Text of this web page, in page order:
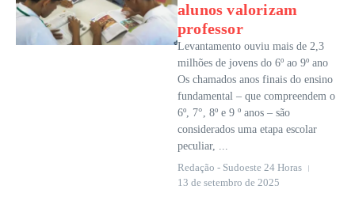
alunos valorizam
professor
Levantamento ouviu mais de 2,3
milhões de jovens do 6º ao 9º ano
Os chamados anos finais do ensino
fundamental – que compreendem o
6º, 7°, 8º e 9 º anos – são
considerados uma etapa escolar
peculiar, ...
Redação - Sudoeste 24 Horas
13 de setembro de 2025